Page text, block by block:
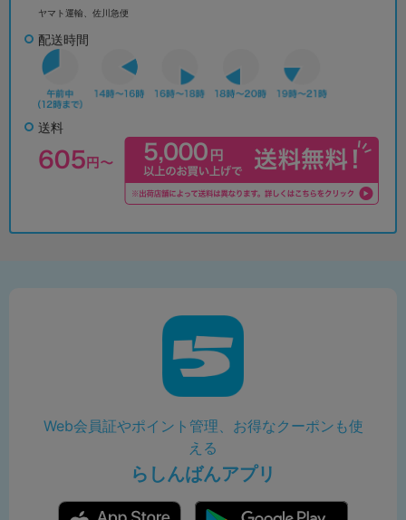
ヤマト運輸、佐川急便
配送時間
送料
Web会員証やポイント管理、お得なクーポンも使
える
らしんばんアプリ